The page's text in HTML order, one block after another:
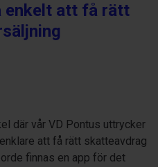
enkelt att få rätt
där vår VD Pontus uttrycker
att få rätt skatteavdrag
finnas en app för det